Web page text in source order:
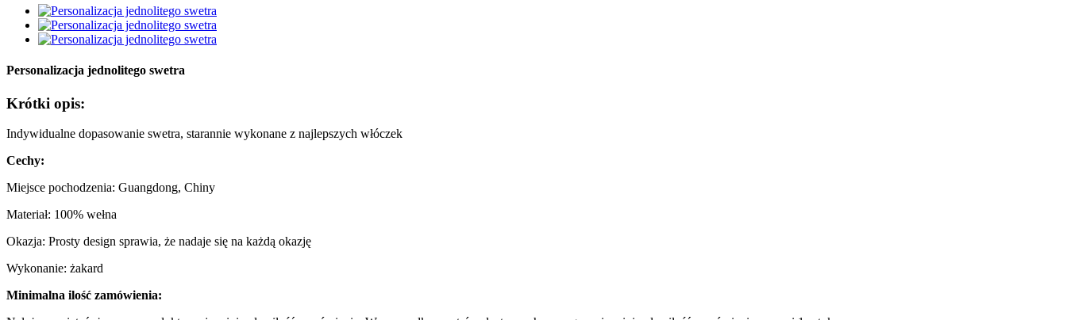
Personalizacja jednolitego swetra
Krótki opis:
Indywidualne dopasowanie swetra, starannie wykonane z najlepszych włóczek
Cechy:
Miejsce pochodzenia: Guangdong, Chiny
Materiał: 100% wełna
Okazja: Prosty design sprawia, że ​​nadaje się na każdą okazję
Wykonanie: żakard
Minimalna ilość zamówienia: